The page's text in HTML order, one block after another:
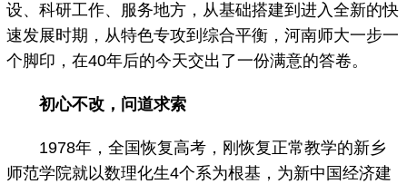
设、科研工作、服务地方，从基础搭建到进入全新的快
速发展时期，从特色专攻到综合平衡，河南师大一步一
个脚印，在40年后的今天交出了一份满意的答卷。
初心不改，问道求索
1978年，全国恢复高考，刚恢复正常教学的新乡
师范学院就以数理化生4个系为根基，为新中国经济建